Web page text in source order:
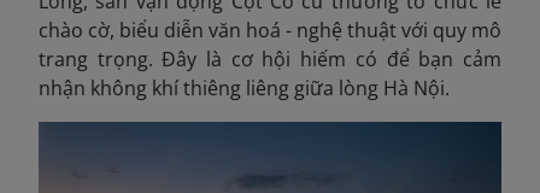
chào cờ, biểu diễn văn hoá - nghệ thuật với quy mô
trang trọng. Đây là cơ hội hiếm có để bạn cảm
nhận không khí thiêng liêng giữa lòng Hà Nội.